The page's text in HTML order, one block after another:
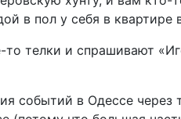
в пол у себя в квартире
телки и спрашивают
событий в Одессе